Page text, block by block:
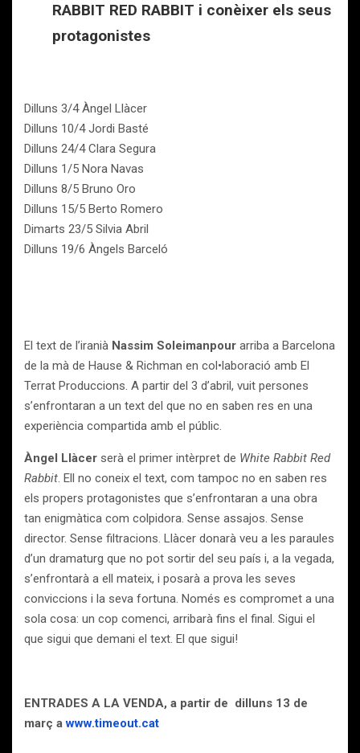
RABBIT RED RABBIT i conèixer els seus
protagonistes
Dilluns 3/4 Àngel Llàcer
Dilluns 10/4 Jordi Basté
Dilluns 24/4 Clara Segura
Dilluns 1/5 Nora Navas
Dilluns 8/5 Bruno Oro
Dilluns 15/5 Berto Romero
Dimarts 23/5 Silvia Abril
Dilluns 19/6 Àngels Barceló
El text de l’iranià Nassim Soleimanpour arriba a Barcelona
de la mà de Hause & Richman en col•laboració amb El
Terrat Produccions. A partir del 3 d’abril, vuit persones
s’enfrontaran a un text del que no en saben res en una
experiència compartida amb el públic.
Àngel Llàcer serà el primer intèrpret de White Rabbit Red
Rabbit. Ell no coneix el text, com tampoc no en saben res
els propers protagonistes que s’enfrontaran a una obra
tan enigmàtica com colpidora. Sense assajos. Sense
director. Sense filtracions. Llàcer donarà veu a les paraules
d’un dramaturg que no pot sortir del seu país i, a la vegada,
s’enfrontarà a ell mateix, i posarà a prova les seves
conviccions i la seva fortuna. Només es compromet a una
sola cosa: un cop comenci, arribarà fins el final. Sigui el
que sigui que demani el text. El que sigui!
ENTRADES A LA VENDA, a partir de dilluns 13 de
març awww.timeout.cat